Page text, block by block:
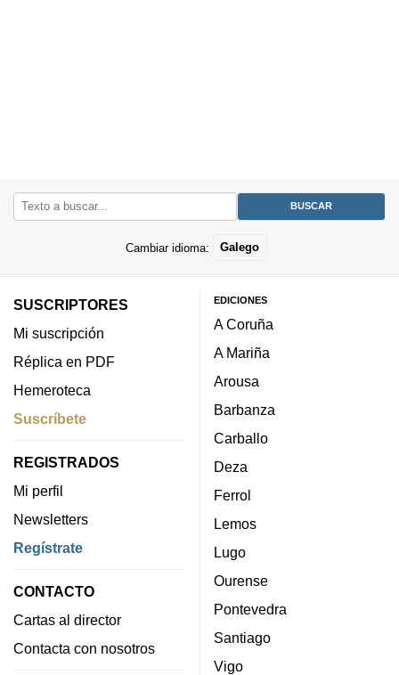
Cambiar idioma: Galego
SUSCRIPTORES
Mi suscripción
Réplica en PDF
Hemeroteca
Suscríbete
REGISTRADOS
Mi perfil
Newsletters
Regístrate
CONTACTO
Cartas al director
Contacta con nosotros
EDICIONES
A Coruña
A Mariña
Arousa
Barbanza
Carballo
Deza
Ferrol
Lemos
Lugo
Ourense
Pontevedra
Santiago
Vigo